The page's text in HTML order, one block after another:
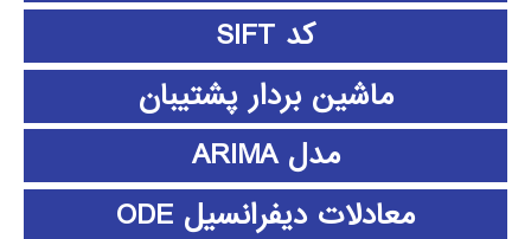
کد SIFT
ماشین بردار پشتیبان
مدل ARIMA
معادلات دیفرانسیل ODE